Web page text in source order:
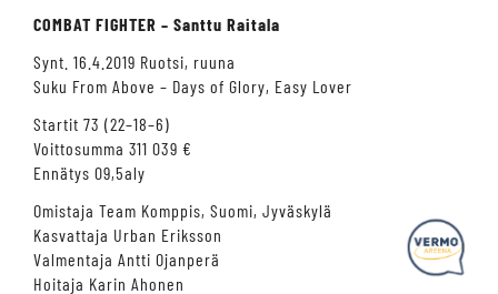
COMBAT FIGHTER – Santtu Raitala
Synt. 16.4.2019 Ruotsi, ruuna
Suku From Above – Days of Glory, Easy Lover
Startit 73 (22–18–6)
Voittosumma 311 039 €
Ennätys 09,5aly
Omistaja Team Komppis, Suomi, Jyväskylä
Kasvattaja Urban Eriksson
Valmentaja Antti Ojanperä
Hoitaja Karin Ahonen